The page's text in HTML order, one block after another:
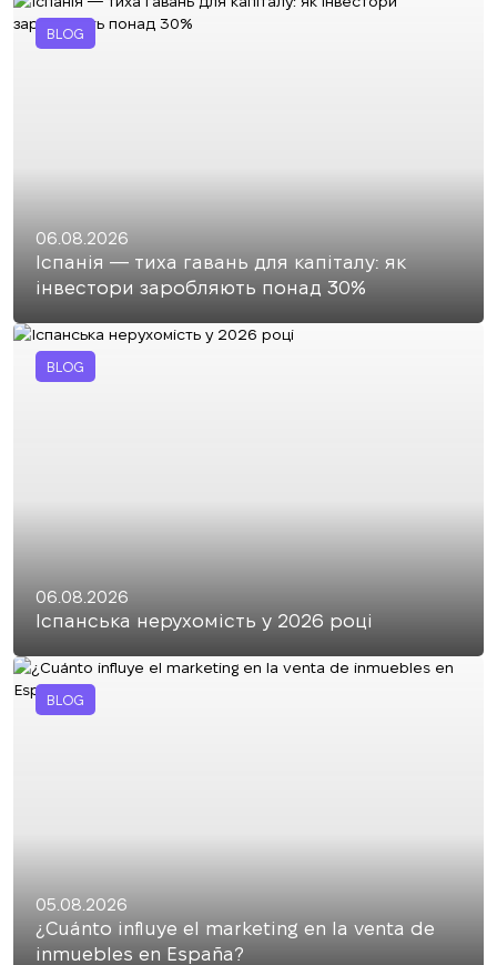
BLOG
06.08.2026
Іспанія — тиха гавань для капіталу: як
інвестори заробляють понад 30%
BLOG
06.08.2026
Іспанська нерухомість у 2026 році
BLOG
05.08.2026
¿Cuánto influye el marketing en la venta de
inmuebles en España?